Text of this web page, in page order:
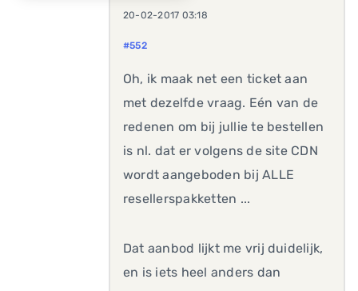
20-02-2017 03:18
#552
Oh, ik maak net een ticket aan
met dezelfde vraag. Eén van de
redenen om bij jullie te bestellen
is nl. dat er volgens de site CDN
wordt aangeboden bij ALLE
resellerspakketten ...
Dat aanbod lijkt me vrij duidelijk,
en is iets heel anders dan